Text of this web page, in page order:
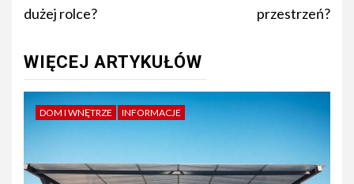
dużej rolce?
przestrzeń?
WIĘCEJ ARTYKUŁÓW
DOM I WNĘTRZE INFORMACJE